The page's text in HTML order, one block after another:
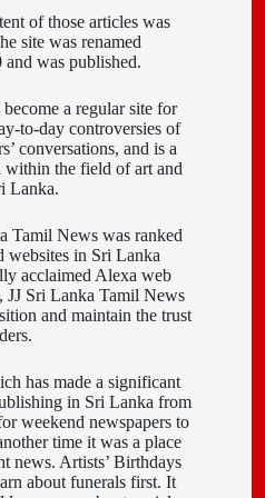
of those articles was
site was renamed
was published.
a regular site for
to-day controversies of
conversations, and is a
the field of art and
Lanka.
Tamil News was ranked
websites in Sri Lanka
acclaimed Alexa web
JJ Sri Lanka Tamil News
and maintain the trust
has made a significant
in Sri Lanka from
weekend newspapers to
time it was a place
news. Artists’ Birthdays
about funerals first. It